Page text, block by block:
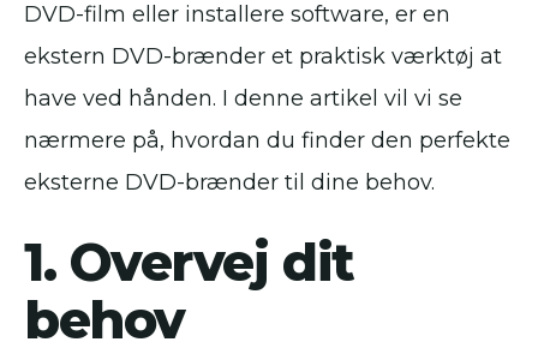
DVD-film eller installere software, er en
ekstern DVD-brænder et praktisk værktøj at
have ved hånden. I denne artikel vil vi se
nærmere på, hvordan du finder den perfekte
eksterne DVD-brænder til dine behov.
1. Overvej dit
behov